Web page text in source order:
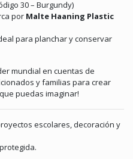
30 – Burgundy)
por Malte Haaning Plastic
para planchar y conservar
mundial en cuentas de
y familias para crear
puedas imaginar!
escolares, decoración y